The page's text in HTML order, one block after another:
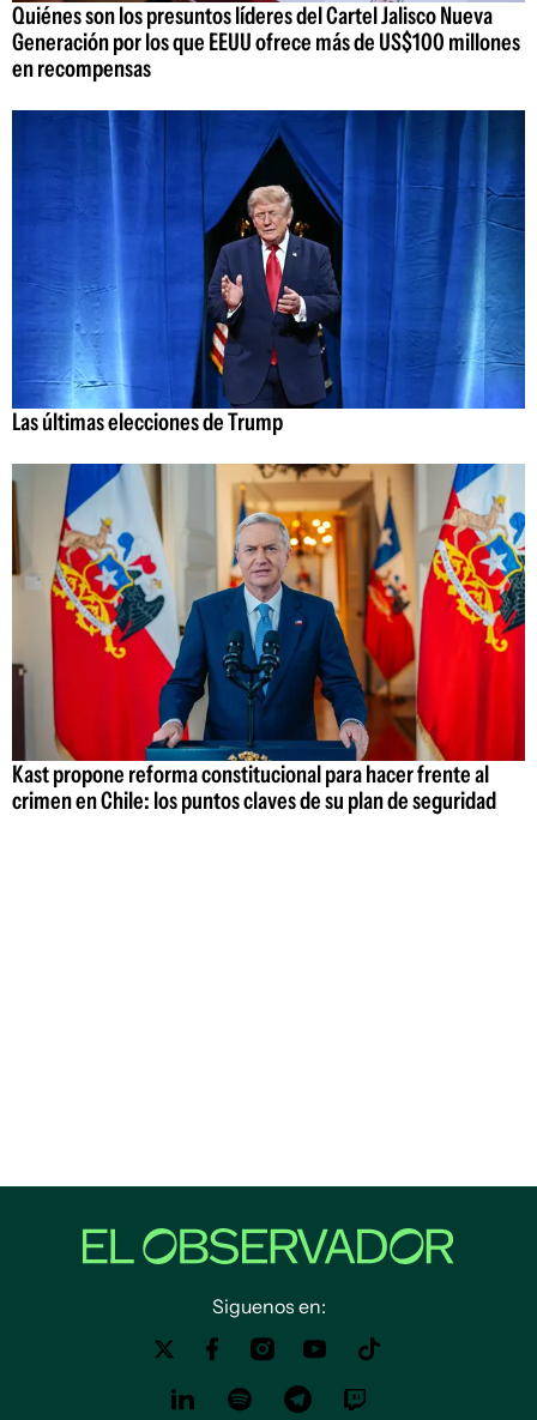
Quiénes son los presuntos líderes del Cartel Jalisco Nueva
Generación por los que EEUU ofrece más de US$100 millones
en recompensas
Las últimas elecciones de Trump
Kast propone reforma constitucional para hacer frente al
crimen en Chile: los puntos claves de su plan de seguridad
Siguenos en: